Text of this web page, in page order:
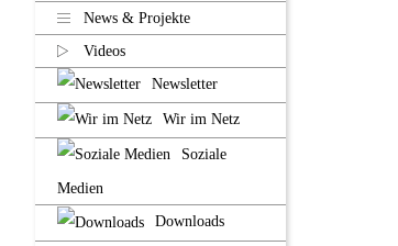
News & Projekte
Videos
Newsletter
Wir im Netz
Soziale
Medien
Downloads